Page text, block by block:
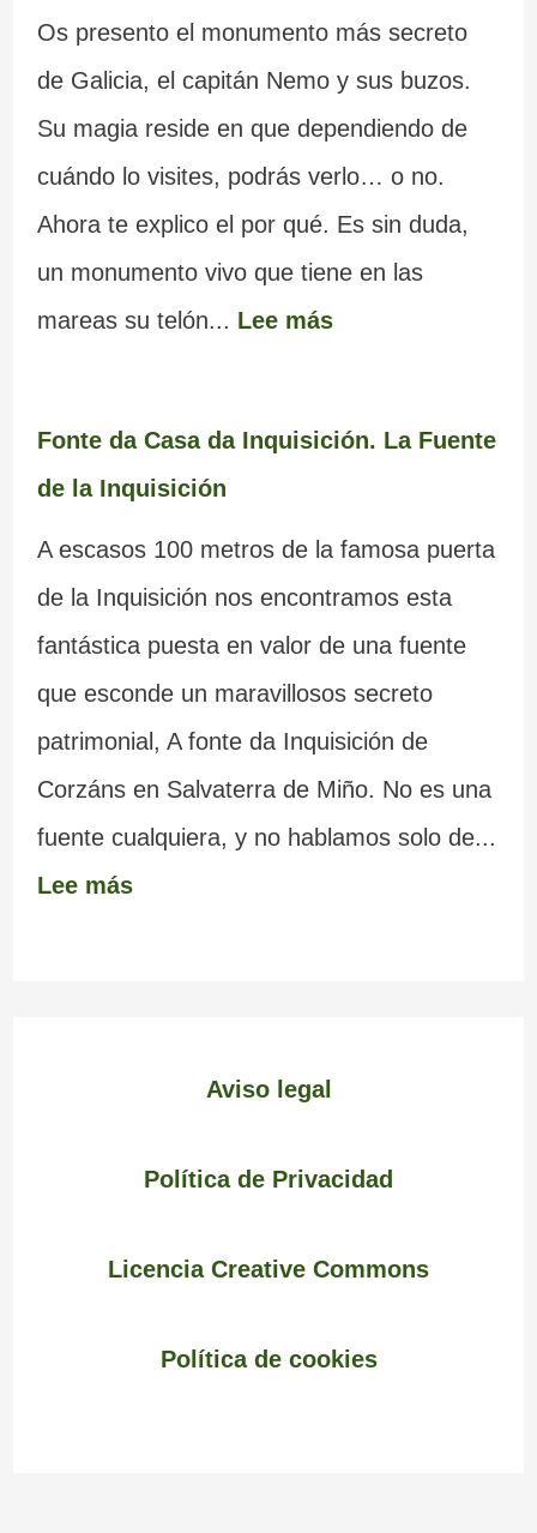
Os presento el monumento más secreto
de Galicia, el capitán Nemo y sus buzos.
Su magia reside en que dependiendo de
cuándo lo visites, podrás verlo… o no.
Ahora te explico el por qué. Es sin duda,
un monumento vivo que tiene en las
mareas su telón... Lee más
Fonte da Casa da Inquisición. La Fuente
de la Inquisición
A escasos 100 metros de la famosa puerta
de la Inquisición nos encontramos esta
fantástica puesta en valor de una fuente
que esconde un maravillosos secreto
patrimonial, A fonte da Inquisición de
Corzáns en Salvaterra de Miño. No es una
fuente cualquiera, y no hablamos solo de...
Lee más
Aviso legal
Política de Privacidad
Licencia Creative Commons
Política de cookies